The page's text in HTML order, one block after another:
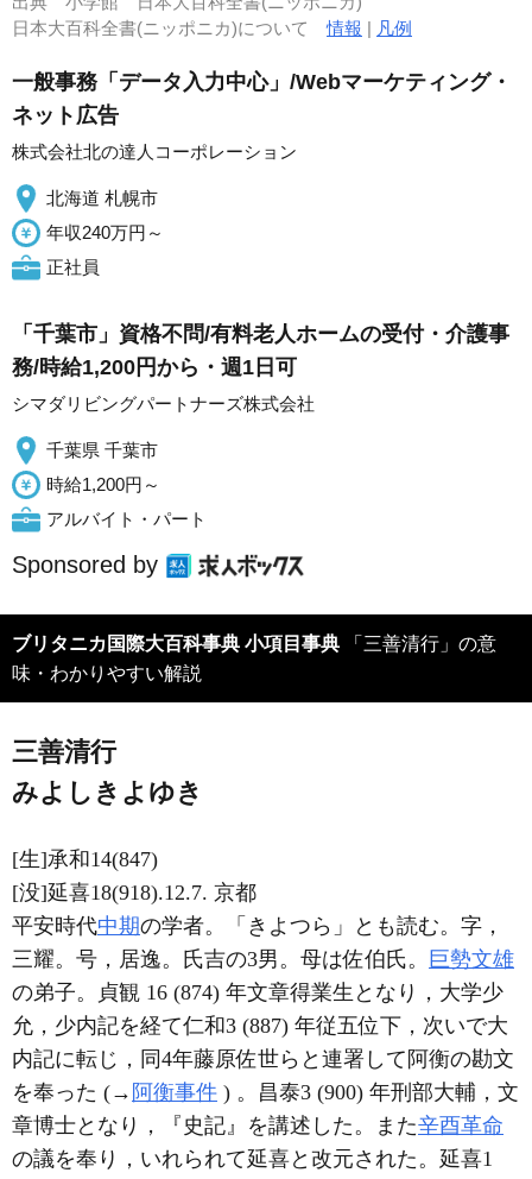
日本大百科全書(ニッポニカ)について情報 | 凡例
一般事務「データ入力中心」/Webマーケティング・
ネット広告
株式会社北の達人コーポレーション
北海道 札幌市
年収240万円～
正社員
「千葉市」資格不問/有料老人ホームの受付・介護事
務/時給1,200円から・週1日可
シマダリビングパートナーズ株式会社
千葉県 千葉市
時給1,200円～
アルバイト・パート
Sponsored by
ブリタニカ国際大百科事典 小項目事典
味・わかりやすい解説
三善清行
みよしきよゆき
[生]承和14(847)
[没]延喜18(918).12.7. 京都
平安時代中期の学者。「きよつら」とも読む。字，
三耀。号，居逸。氏吉の3男。母は佐伯氏。
巨勢文雄
の弟子。貞観 16 (874) 年文章得業生となり，大学少
允，少内記を経て仁和3 (887) 年従五位下，次いで大
内記に転じ，同4年藤原佐世らと連署して阿衡の勘文
を奉った (→ 阿衡事件 ) 。昌泰3 (900) 年刑部大輔，文
章博士となり，『史記』を講述した。また辛酉革命
の議を奉り，いれられて延喜と改元された。延喜1